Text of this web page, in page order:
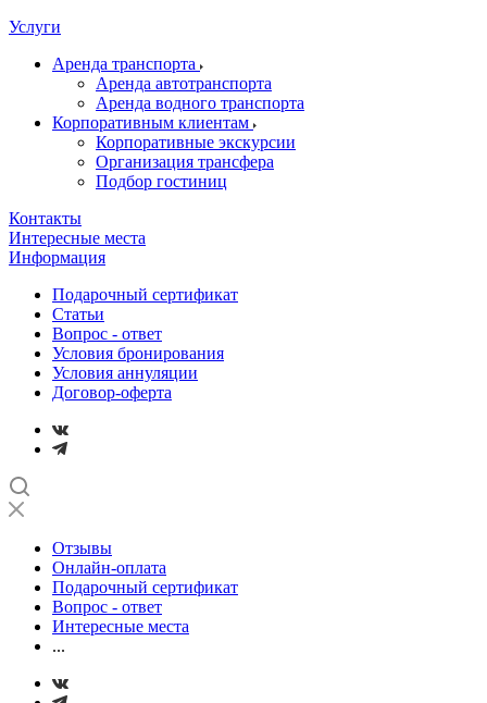
Услуги
Аренда транспорта
Аренда автотранспорта
Аренда водного транспорта
Корпоративным клиентам
Корпоративные экскурсии
Организация трансфера
Подбор гостиниц
Контакты
Интересные места
Информация
Подарочный сертификат
Статьи
Вопрос - ответ
Условия бронирования
Условия аннуляции
Договор-оферта
Отзывы
Онлайн-оплата
Подарочный сертификат
Вопрос - ответ
Интересные места
...